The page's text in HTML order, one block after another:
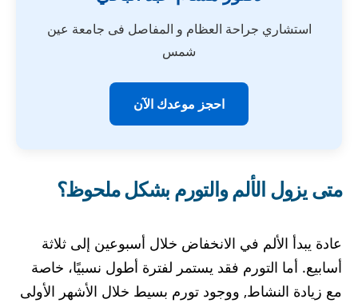
استشاري جراحة العظام و المفاصل فى جامعة عين
شمس
احجز موعدك الآن
متى يزول الألم والتورم بشكل ملحوظ؟
عادة يبدأ الألم في الانخفاض خلال أسبوعين إلى ثلاثة
أسابيع. أما التورم فقد يستمر لفترة أطول نسبيًا، خاصة
مع زيادة النشاط, ووجود تورم بسيط خلال الأشهر الأولى